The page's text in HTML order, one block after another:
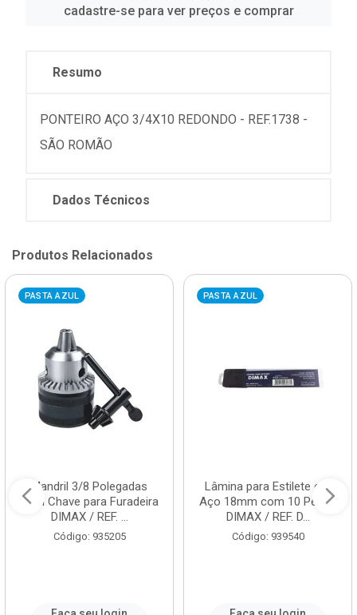
cadastre-se para ver preços e comprar
Resumo
PONTEIRO AÇO 3/4X10 REDONDO - REF.1738 -
SÃO ROMÃO
Dados Técnicos
Produtos Relacionados
PASTA AZUL
Mandril 3/8 Polegadas
com Chave para Furadeira
DIMAX / REF. ...
Código: 935205
PASTA AZUL
Lâmina para Estilete em
Aço 18mm com 10 Peças
DIMAX / REF. D...
Código: 939540